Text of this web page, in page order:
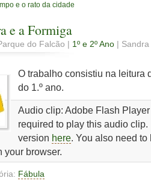
e o rato da cidade
e a Formiga
do Falcão | 1º e 2º Ano |
O trabalho consistiu na leitura
do 1.º ano.
Audio clip: Adobe Flash
required to play this audio
version here. You also need
your browser.
Fábula